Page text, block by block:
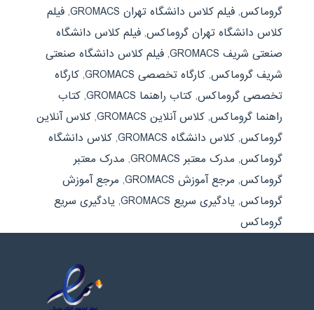
گروماکس, فیلم کلاس دانشگاه تهران GROMACS , فیلم
کلاس دانشگاه تهران گروماکس, فیلم کلاس دانشگاه
صنعتی شریف GROMACS
, فیلم کلاس دانشگاه صنعتی
شریف گروماکس, کارگاه تخصصی GROMACS , کارگاه
تخصصی گروماکس, کتاب راهنما GROMACS , کتاب
راهنما گروماکس, کلاس آنلاین GROMACS , کلاس آنلاین
گروماکس, کلاس دانشگاه GROMACS , کلاس دانشگاه
گروماکس, مدرک معتبر GROMACS , مدرک معتبر
گروماکس, مرجع آموزش GROMACS , مرجع آموزش
گروماکس, یادگیری سریع GROMACS , یادگیری سریع
گروماکس